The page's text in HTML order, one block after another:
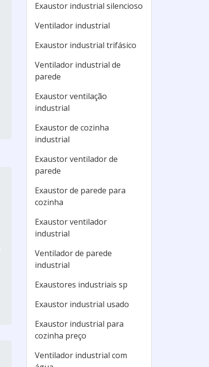
Exaustor industrial silencioso
Ventilador industrial
Exaustor industrial trifásico
Ventilador industrial de
parede
Exaustor ventilação
industrial
Exaustor de cozinha
industrial
Exaustor ventilador de
parede
Exaustor de parede para
cozinha
Exaustor ventilador
industrial
Ventilador de parede
industrial
Exaustores industriais sp
Exaustor industrial usado
Exaustor industrial para
cozinha preço
Ventilador industrial com